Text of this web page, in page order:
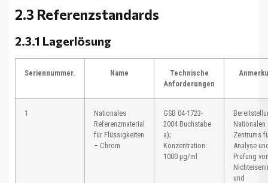
2.3 Referenzstandards
2.3.1 Lagerlösung
Seriennummer. Name
Technische
Anforderungen
1
Nationales
Referenzmaterial
für Flüssigkeiten
– Chrom
GSB 04-1723-
2004 Buchstabe
a);
Konzentration:
1000 μg/ml
Nationalen
Zentrums
Analyse
Prüfung
und